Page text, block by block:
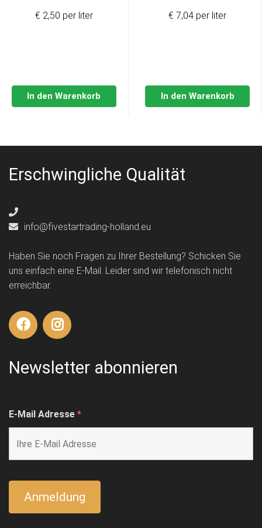
war:
In den Warenkorb
€ 2,50 per liter
In den Warenkorb
€ 7,04 per liter
Erschwingliche Qualität
info@fivestartrading-holland.eu
Haben Sie noch Fragen zu Ihrer Bestellung? Schicken Sie
uns einfach eine E-Mail. Leider sind wir telefonisch nicht
erreichbar.
Newsletter abonnieren
E-Mail Adresse *